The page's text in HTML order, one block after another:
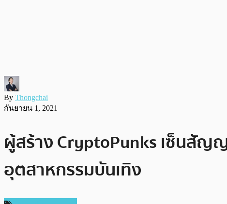
By Thongchai
กันยายน 1, 2021
ผู้สร้าง CryptoPunks เซ็นสัญ
อุตสาหกรรมบันเทิง